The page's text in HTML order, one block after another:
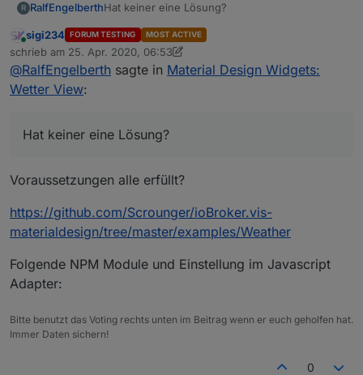
R RalfEngelberthHat keiner eine Lösung?
Online
sigi234 FORUM TESTING MOST ACTIVE
schrieb am 25. Apr. 2020, 06:53
zuletzt editiert von sigi234
@RalfEngelberth sagte in Material Design Widgets:
Wetter View:
Hat keiner eine Lösung?
Voraussetzungen alle erfüllt?
https://github.com/Scrounger/ioBroker.vis-
materialdesign/tree/master/examples/Weather
Folgende NPM Module und Einstellung im Javascript
Adapter:
Bitte benutzt das Voting rechts unten im Beitrag wenn er euch geholfen hat.
Immer Daten sichern!
0